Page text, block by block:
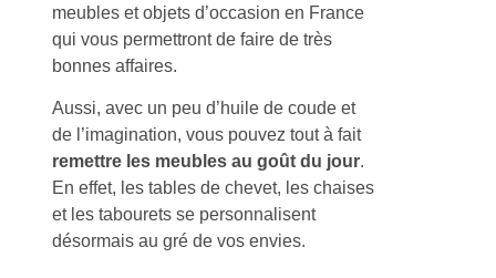
meubles et objets d’occasion en France
qui vous permettront de faire de très
bonnes affaires.
Aussi, avec un peu d’huile de coude et
de l’imagination, vous pouvez tout à fait
remettre les meubles au goût du jour.
En effet, les tables de chevet, les chaises
et les tabourets se personnalisent
désormais au gré de vos envies.